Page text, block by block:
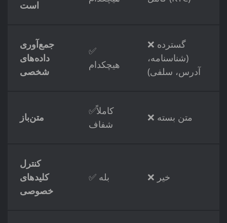
است
جمع‌آوری
داده‌های
شخصی
✅
هیچکدام
❌ گسترده
(شناسنامه،
آدرس، سلفی)
متن‌باز
✅کاملاً
شفاف
❌ متن بسته
کنترل
کلیدهای
خصوصی
✅ بله ❌ خیر